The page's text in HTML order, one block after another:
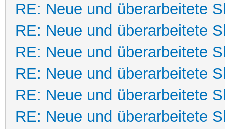
RE: Neue und überarbeitete
RE: Neue und überarbeitete
RE: Neue und überarbeitete
RE: Neue und überarbeitete
RE: Neue und überarbeitete
RE: Neue und überarbeitete